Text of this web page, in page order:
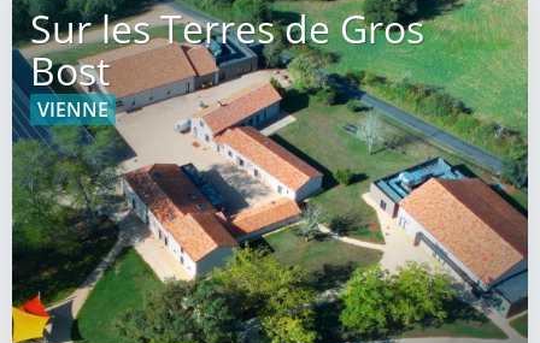
Sur les Terres de Gros
Bost
VIENNE